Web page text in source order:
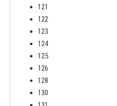
121
122
123
124
125
126
128
130